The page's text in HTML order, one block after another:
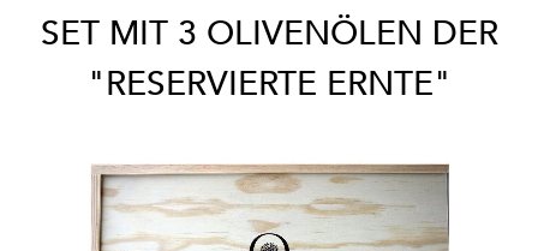
Bildgalerie
springen
SET MIT 3 OLIVENÖLEN DER
"RESERVIERTE ERNTE"